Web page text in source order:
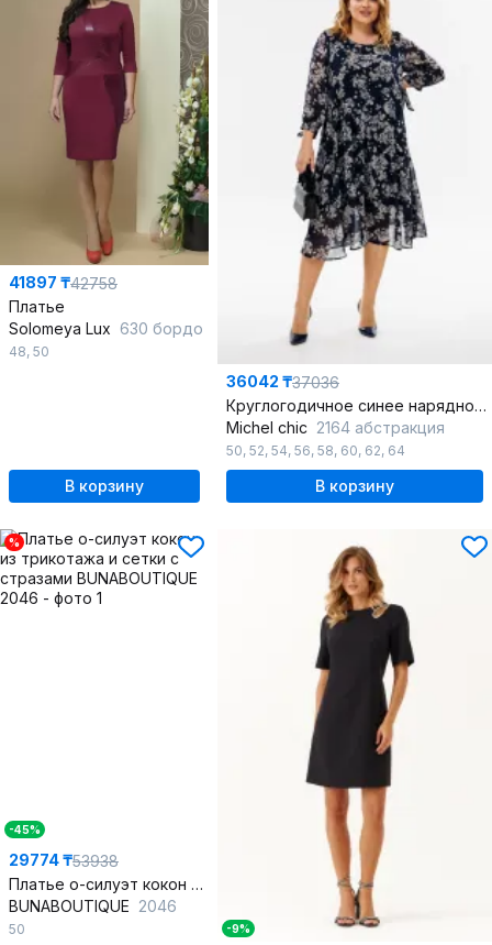
41897 ₸42758
Платье
Solomeya Lux 630 бордо
48, 50
В корзину
36042 ₸37036
Круглогодичное синее нарядное платье из шифона с воланами и стразами
Michel chic 2164 абстракция
50, 52, 54, 56, 58, 60, 62, 64
В корзину
%
-45%
29774 ₸53938
Платье о-силуэт кокон из трикотажа и сетки с стразами
BUNABOUTIQUE 2046
50 -9%